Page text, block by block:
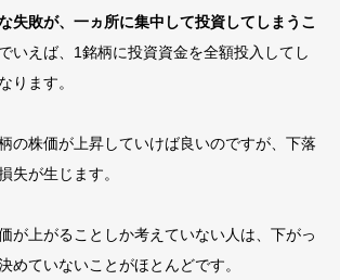
失敗が、一ヵ所に集中して投資してしまうこ
いえば、1銘柄に投資資金を全額投入してし
ります。
の株価が上昇していけば良いのですが、下落
失が生じます。
が上がることしか考えていない人は、下がっ
めていないことがほとんどです。